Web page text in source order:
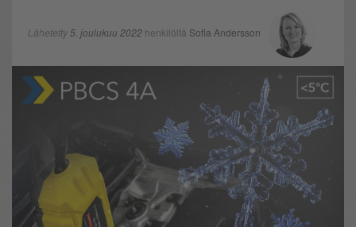
Lähetetty5. joulukuu 2022 henkilöltä Sofia Andersson